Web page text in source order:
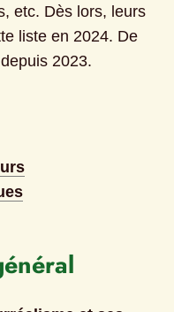
etc. Dès lors, leurs
liste en 2024. De
2023.